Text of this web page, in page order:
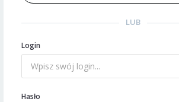
LUB
Login
Hasło